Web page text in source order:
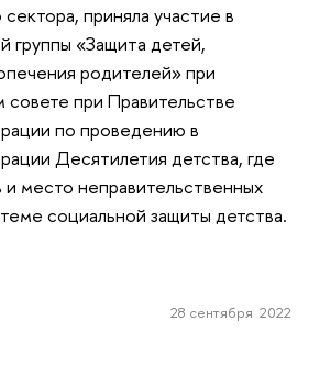
приняла участие в
группы «Защита детей,
родителей» при
при Правительстве
по проведению в
Десятилетия детства, где
место неправительственных
социальной защиты детства.
28 сентября 2022